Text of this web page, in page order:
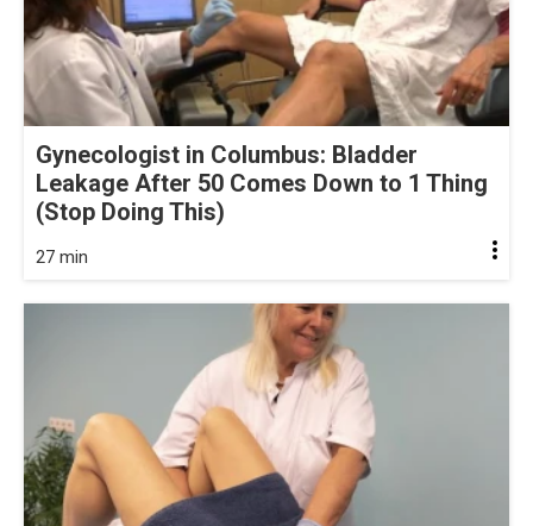
Gynecologist in Columbus: Bladder
Leakage After 50 Comes Down to 1 Thing
(Stop Doing This)
27 min